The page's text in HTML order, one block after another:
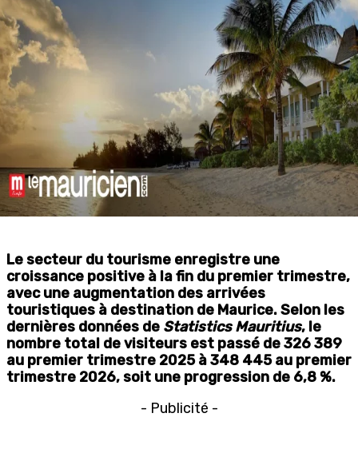
Le secteur du tourisme enregistre une
croissance positive à la fin du premier trimestre,
avec une augmentation des arrivées
touristiques à destination de Maurice. Selon les
dernières données de Statistics Mauritius, le
nombre total de visiteurs est passé de 326 389
au premier trimestre 2025 à 348 445 au premier
trimestre 2026, soit une progression de 6,8 %.
- Publicité -